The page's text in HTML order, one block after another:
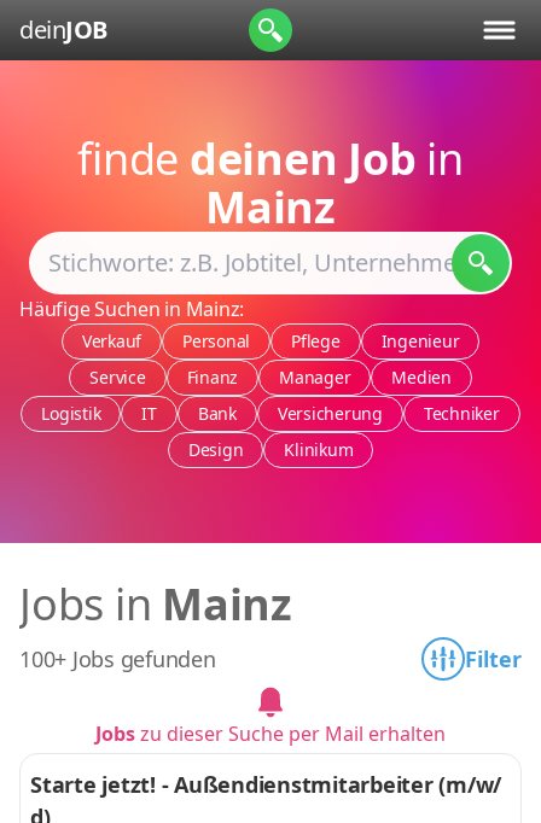
deinJOB
finde deinen Job in
Mainz
Häufige Suchen in Mainz:
Verkauf Personal Pflege
Ingenieur
Service
Finanz Manager
Medien
Logistik
IT Bank Versicherung
Techniker
Design
Klinikum
Jobs in Mainz
100+ Jobs gefunden Filter
Jobszu dieser Suche per Mail erhalten
Starte jetzt! - Außendienstmitarbeiter (m/w/
d)